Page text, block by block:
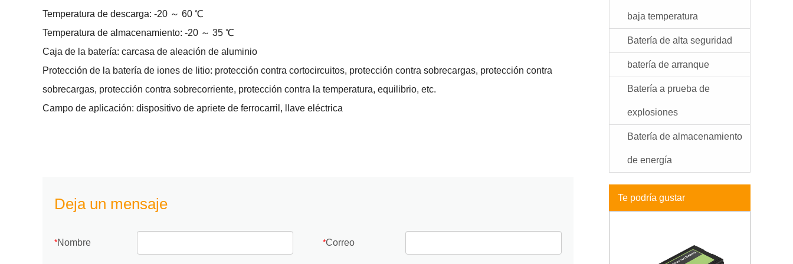
Temperatura de descarga: -20 ～ 60 ℃
Temperatura de almacenamiento: -20 ～ 35 ℃
Caja de la batería: carcasa de aleación de aluminio
Protección de la batería de iones de litio: protección contra cortocircuitos, protección contra sobrecargas, protección contra
sobrecargas, protección contra sobrecorriente, protección contra la temperatura, equilibrio, etc.
Campo de aplicación: dispositivo de apriete de ferrocarril, llave eléctrica
Deja un mensaje
*Nombre *Correo
baja temperatura
Batería de alta seguridad
batería de arranque
Batería a prueba de
explosiones
Batería de almacenamiento
de energía
Te podría gustar